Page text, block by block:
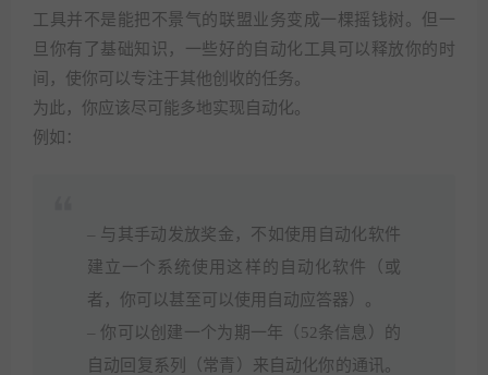
工具并不是能把不景气的联盟业务变成一棵摇钱树。但一
旦你有了基础知识，一些好的自动化工具可以释放你的时
间，使你可以专注于其他创收的任务。
为此，你应该尽可能多地实现自动化。
例如：
– 与其手动发放奖金，不如使用自动化软件
建立一个系统使用这样的自动化软件（或
者，你可以甚至可以使用自动应答器）。
– 你可以创建一个为期一年（52条信息）的
自动回复系列（常青）来自动化你的通讯。